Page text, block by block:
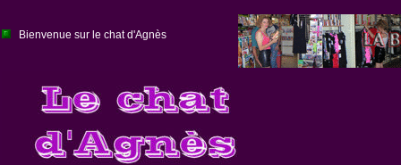
Bienvenue sur le chat d'Agnès